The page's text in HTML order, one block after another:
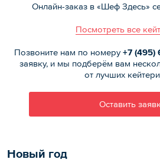
Онлайн-заказ в «Шеф Здесь»
Посмотреть все
Позвоните нам по номеру+7 (495)
заявку, и мы подберём вам
от лучших
Оставить
Новый год